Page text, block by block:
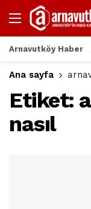
Arnavutköy Haber
Ana sayfa
Etiket:
nasıl